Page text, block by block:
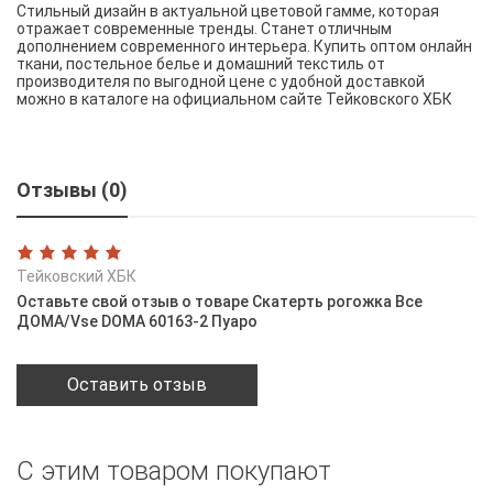
Стильный дизайн в актуальной цветовой гамме, которая
отражает современные тренды. Станет отличным
дополнением современного интерьера. Купить оптом онлайн
ткани, постельное белье и домашний текстиль от
производителя по выгодной цене с удобной доставкой
можно в каталоге на официальном сайте Тейковского ХБК
Отзывы (0)
Тейковский ХБК
Оставьте свой отзыв о товаре Скатерть рогожка Все
ДОМА/Vse DOMA 60163-2 Пуаро
Оставить отзыв
С этим товаром покупают